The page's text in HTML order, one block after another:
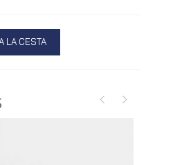
LA CESTA